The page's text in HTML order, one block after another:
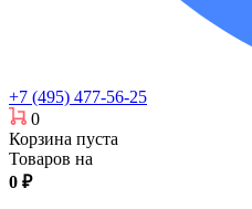
+7 (495) 477-56-25
0
Корзина пуста
Товаров на
0 ₽